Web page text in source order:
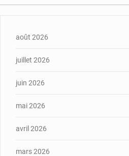
août 2026
juillet 2026
juin 2026
mai 2026
avril 2026
mars 2026